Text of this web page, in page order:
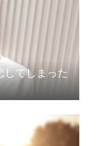
してしまった